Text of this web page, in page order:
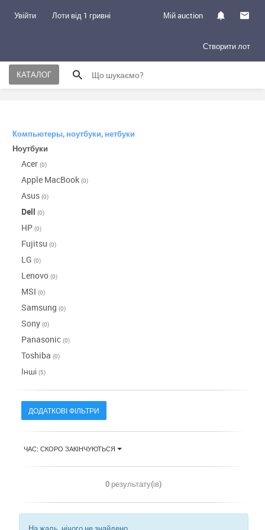
Увійти Лоти від 1 гривні Мій auction
Створити лот
КАТАЛОГ
Компьютеры, ноутбуки, нетбуки
Ноутбуки
Acer (0)
Apple MacBook (0)
Asus (0)
Dell (0)
HP (0)
Fujitsu (0)
LG (0)
Lenovo (0)
MSI (0)
Samsung (0)
Sony (0)
Panasonic (0)
Toshiba (0)
Інші (5)
ДОДАТКОВІ ФІЛЬТРИ
ЧАС: СКОРО ЗАКІНЧУЮТЬСЯ
0 результату(ів)